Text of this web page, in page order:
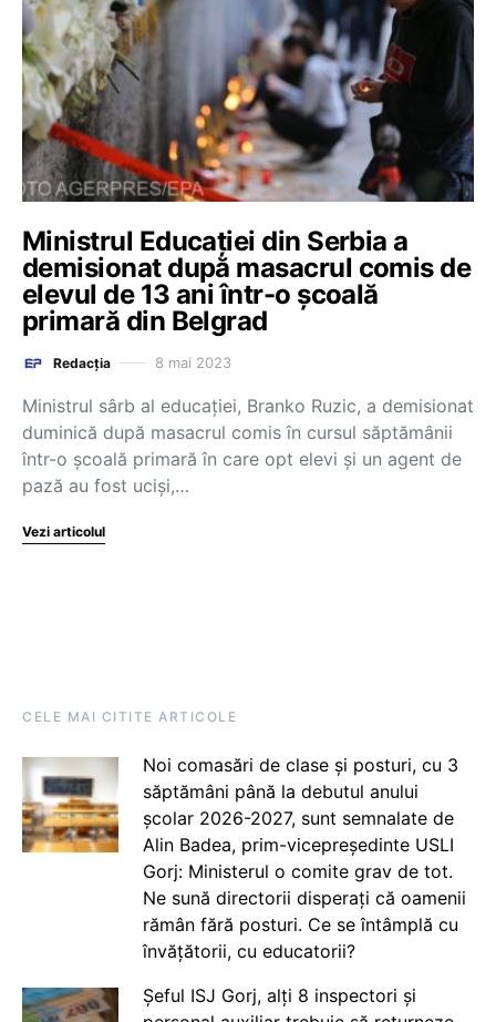
Ministrul Educației din Serbia a
demisionat după masacrul comis de
elevul de 13 ani într-o școală
primară din Belgrad
Redacția 8 mai 2023
Ministrul sârb al educaţiei, Branko Ruzic, a demisionat
duminică după masacrul comis în cursul săptămânii
într-o şcoală primară în care opt elevi şi un agent de
pază au fost ucişi,…
Vezi articolul
CELE MAI CITITE ARTICOLE
Noi comasări de clase și posturi, cu 3
săptămâni până la debutul anului
școlar 2026-2027, sunt semnalate de
Alin Badea, prim-vicepreședinte USLI
Gorj: Ministerul o comite grav de tot.
Ne sună directorii disperați că oamenii
rămân fără posturi. Ce se întâmplă cu
învățătorii, cu educatorii?
Șeful ISJ Gorj, alți 8 inspectori și